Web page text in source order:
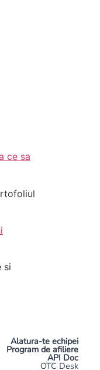
ce sa
si
Alatura-te echipei
Program de afiliere
API Doc
OTC Desk